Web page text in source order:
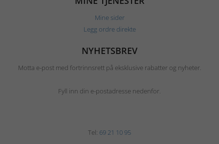
Mine sider
Legg ordre direkte
NYHETSBREV
Motta e-post med fortrinnsrett på eksklusive rabatter og nyheter.
Fyll inn din e-postadresse nedenfor.
Tel: 69 21 10 95